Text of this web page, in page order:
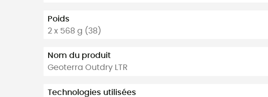
Poids
2 x 568 g (38)
Nom du produit
Geoterra Outdry LTR
Technologies utilisées